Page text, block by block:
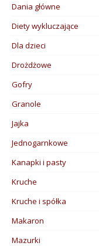
Dania główne
Diety wykluczające
Dla dzieci
Drożdżowe
Gofry
Granole
Jajka
Jednogarnkowe
Kanapki i pasty
Kruche
Kruche i spółka
Makaron
Mazurki